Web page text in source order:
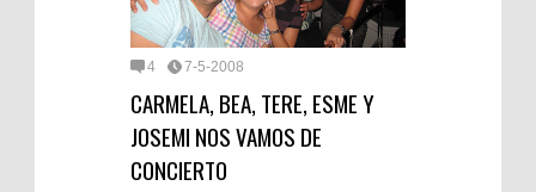
4 7-5-2008
CARMELA, BEA, TERE, ESME Y
JOSEMI NOS VAMOS DE
CONCIERTO